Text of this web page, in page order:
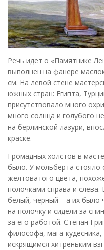
Речь идет о «Памятнике
выполнен на фанере
см. На левой стене
южных стран: Египта,
присутствовало много
много солнца и голубого
на берлинской лазури,
краске.
Громадных холстов в
было. У мольберта стояло
желтоватого цвета,
полочками справа и
белый, черный – а их было
на полочку и сидели за
за его работой. Степан
философа, мага-
искрящимся хитреньким